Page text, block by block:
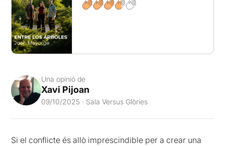
Una opinió de
Xavi Pijoan
09/10/2025 · Sala Versus Glòries
Si el conflicte és allò imprescindible per a crear una